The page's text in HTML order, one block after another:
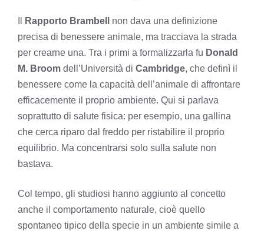
Rapporto Brambell
non dava una definizione
precisa di benessere animale, ma tracciava la strada
per crearne una. Tra i primi a formalizzarla fu Donald
M. Broom dell’Università di Cambridge, che definì il
benessere come la capacità dell’animale di affrontare
efficacemente il proprio ambiente. Qui si parlava
soprattutto di salute fisica: per esempio, una gallina
che cerca riparo dal freddo per ristabilire il proprio
equilibrio. Ma concentrarsi solo sulla salute non
bastava.
Col tempo, gli studiosi hanno aggiunto al concetto
anche il comportamento naturale, cioè quello
spontaneo tipico della specie in un ambiente simile a